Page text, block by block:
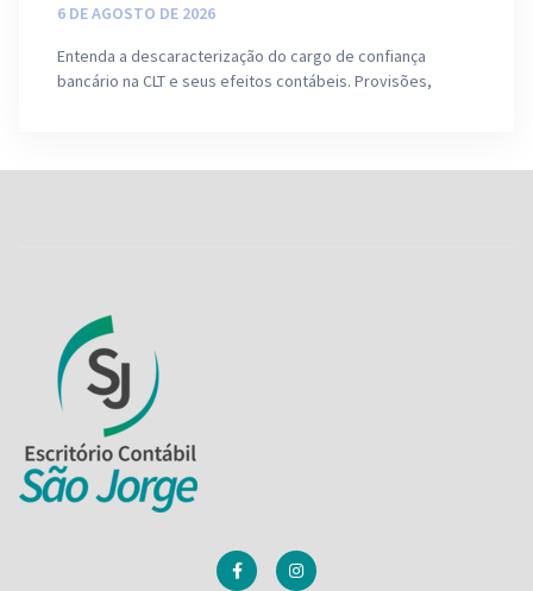
6 DE AGOSTO DE 2026
Entenda a descaracterização do cargo de confiança
bancário na CLT e seus efeitos contábeis. Provisões,